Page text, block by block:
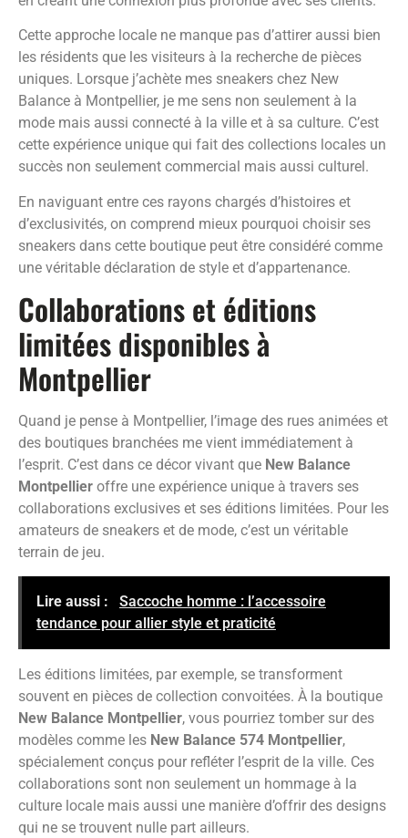
Cette approche locale ne manque pas d’attirer aussi bien
les résidents que les visiteurs à la recherche de pièces
uniques. Lorsque j’achète mes sneakers chez New
Balance à Montpellier, je me sens non seulement à la
mode mais aussi connecté à la ville et à sa culture. C’est
cette expérience unique qui fait des collections locales un
succès non seulement commercial mais aussi culturel.
En naviguant entre ces rayons chargés d’histoires et
d’exclusivités, on comprend mieux pourquoi choisir ses
sneakers dans cette boutique peut être considéré comme
une véritable déclaration de style et d’appartenance.
Collaborations et éditions
limitées disponibles à
Montpellier
Quand je pense à Montpellier, l’image des rues animées et
des boutiques branchées me vient immédiatement à
l’esprit. C’est dans ce décor vivant que New Balance
Montpellier offre une expérience unique à travers ses
collaborations exclusives et ses éditions limitées. Pour les
amateurs de sneakers et de mode, c’est un véritable
terrain de jeu.
Lire aussi :
Saccoche homme : l’accessoire
tendance pour allier style et praticité
Les éditions limitées, par exemple, se transforment
souvent en pièces de collection convoitées. À la boutique
New Balance Montpellier, vous pourriez tomber sur des
modèles comme les New Balance 574 Montpellier,
spécialement conçus pour refléter l’esprit de la ville. Ces
collaborations sont non seulement un hommage à la
culture locale mais aussi une manière d’offrir des designs
qui ne se trouvent nulle part ailleurs.